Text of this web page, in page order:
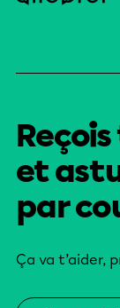
et
par
Ça va t’aider,